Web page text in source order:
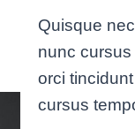
Quisque
nunc
orci
cursus